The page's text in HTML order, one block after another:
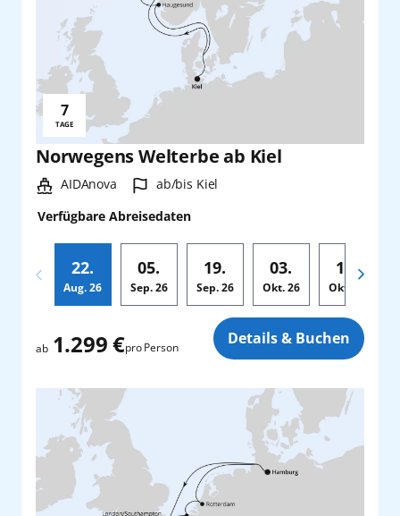
Norwegens Welterbe ab Kiel
Schiff:
AIDAnova Hafen:
ab/bis Kiel
Verfügbare Abreisedaten
22.
Aug. 26
05.
Sep.26
19.
Sep.26
03.
Okt.26
17.
Okt.
Reisedauer:
7
TAGE
ab 1.299 €pro Person Details & Buchen